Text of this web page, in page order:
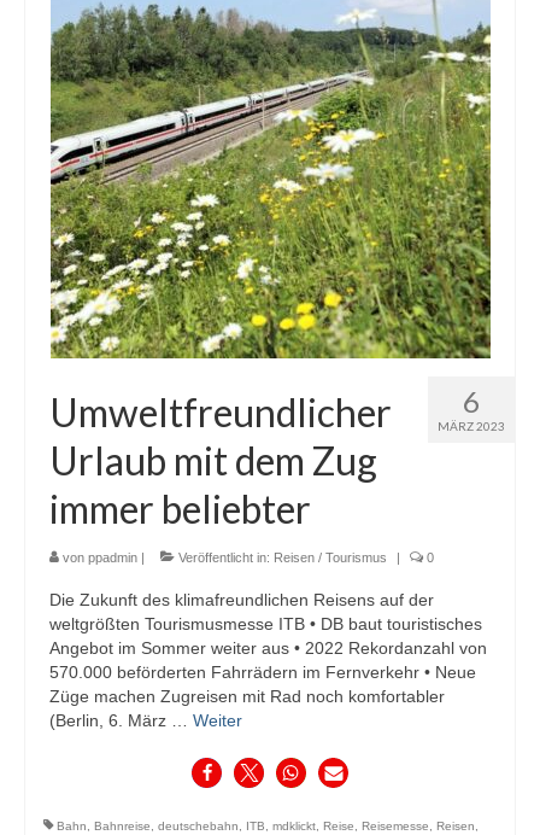
6
MÄRZ 2023
Umweltfreundlicher
Urlaub mit dem Zug
immer beliebter
von ppadmin Veröffentlicht in: Reisen / Tourismus 0
Die Zukunft des klimafreundlichen Reisens auf der
weltgrößten Tourismusmesse ITB • DB baut touristisches
Angebot im Sommer weiter aus • 2022 Rekordanzahl von
570.000 beförderten Fahrrädern im Fernverkehr • Neue
Züge machen Zugreisen mit Rad noch komfortabler
(Berlin, 6. März … Weiter
Bahn, Bahnreise, deutschebahn, ITB, mdklickt, Reise, Reisemesse, Reisen,